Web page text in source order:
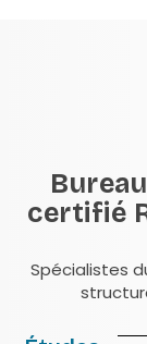
certifié
Spécialistes